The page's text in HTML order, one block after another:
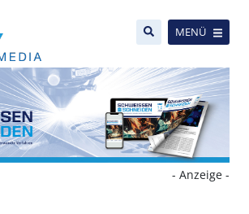
MENÜ
- Anzeige -